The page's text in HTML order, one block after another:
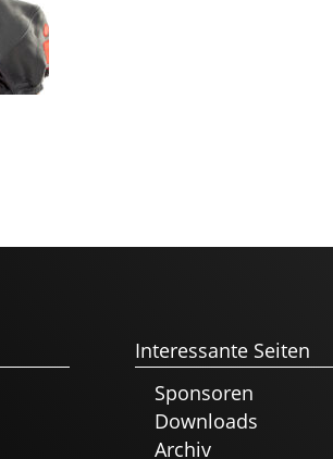
Interessante Seiten
Sponsoren
Downloads
Archiv